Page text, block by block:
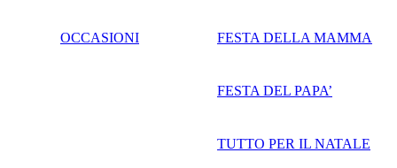
OCCASIONI FESTA DELLA MAMMA
FESTA DEL PAPA’
TUTTO PER IL NATALE